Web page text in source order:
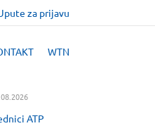
za prijavu
WTN
ATP